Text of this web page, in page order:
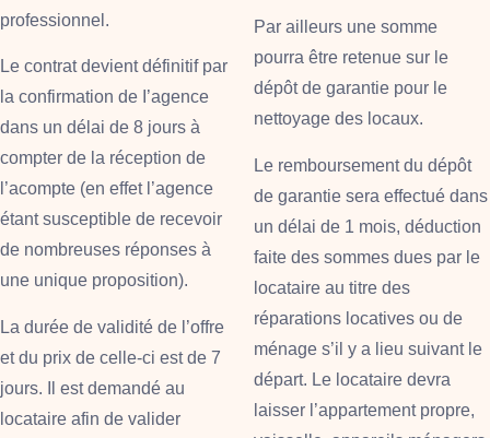
professionnel.
Le contrat devient définitif par
la confirmation de I’agence
dans un délai de 8 jours à
compter de la réception de
l’acompte (en effet l’agence
étant susceptible de recevoir
de nombreuses réponses à
une unique proposition).
La durée de validité de l’offre
et du prix de celle-ci est de 7
jours. Il est demandé au
locataire afin de valider
Par ailleurs une somme
pourra être retenue sur le
dépôt de garantie pour le
nettoyage des locaux.
Le remboursement du dépôt
de garantie sera effectué dans
un délai de 1 mois, déduction
faite des sommes dues par le
locataire au titre des
réparations locatives ou de
ménage s’il y a lieu suivant le
départ. Le locataire devra
laisser l’appartement propre,